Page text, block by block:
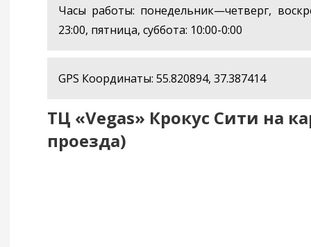
Часы работы: понедельник—четверг,
23:00, пятница, суббота: 10:00-0:00
GPS Координаты: 55.820894, 37.387414
ТЦ «Vegas» Крокус Сити на
проезда)